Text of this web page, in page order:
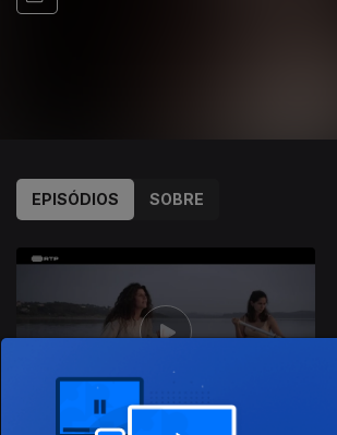
EPISÓDIOS SOBRE
855908